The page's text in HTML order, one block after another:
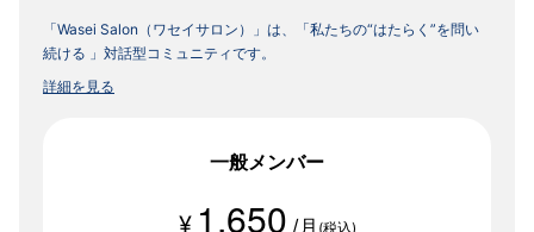
「Wasei Salon（ワセイサロン）」は、「私たちの“はたらく”を問い
続ける 」対話型コミュニティです。
詳細を見る
一般メンバー
¥ 1,650 /月 (税込)